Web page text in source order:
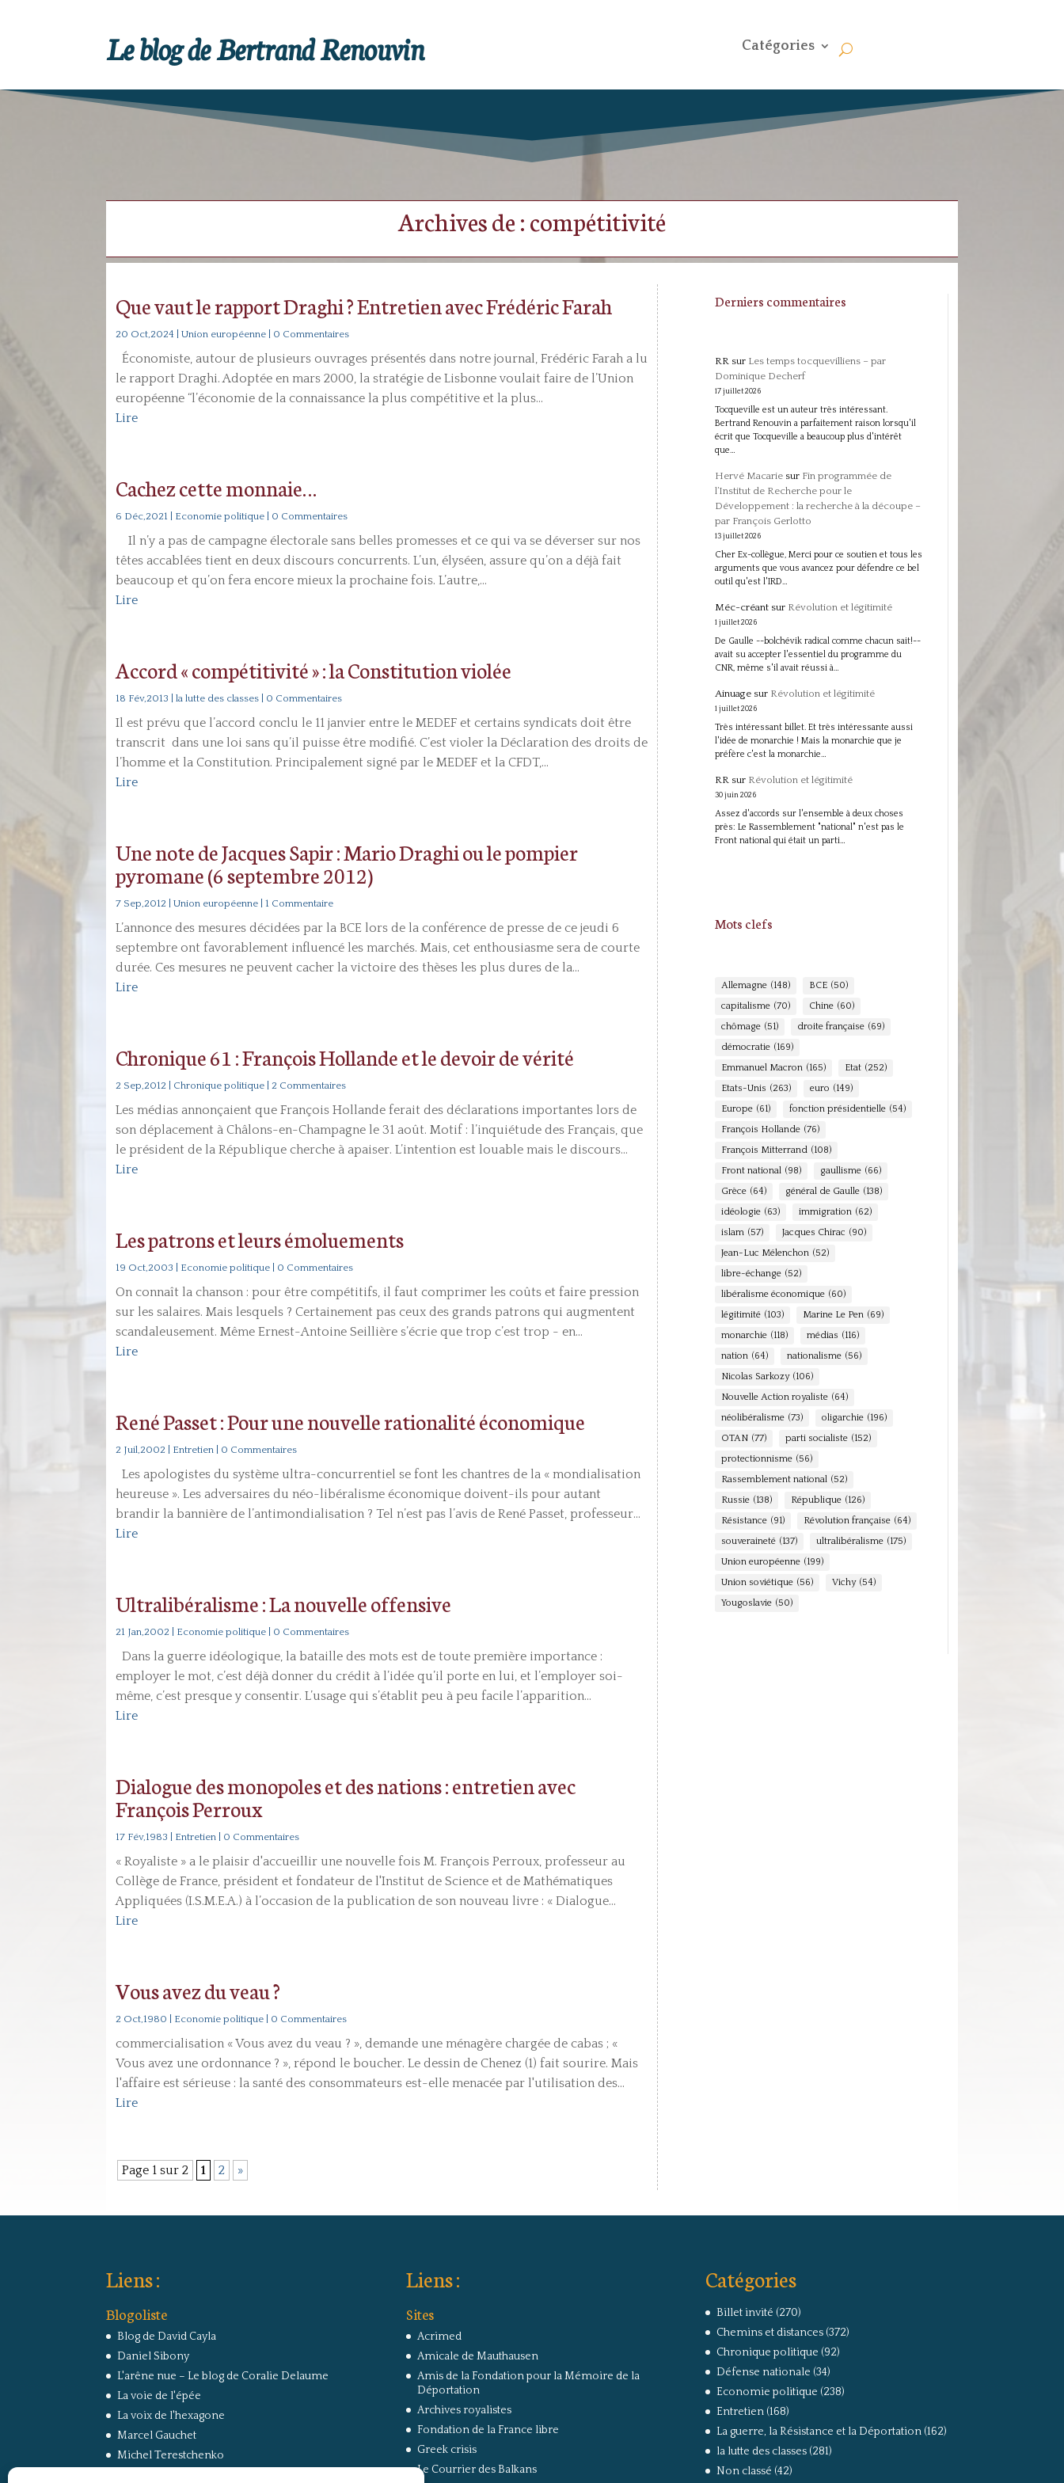
Le blog de Bertrand Renouvin Catégories
Archives de : compétitivité
Que vaut le rapport Draghi ? Entretien avec Frédéric Farah
20 Oct,2024 |Union européenne | 0 Commentaires
Économiste, autour de plusieurs ouvrages présentés dans notre journal, Frédéric Farah a lu
le rapport Draghi. Adoptée en mars 2000, la stratégie de Lisbonne voulait faire de l’Union
européenne “l’économie de la connaissance la plus compétitive et la plus...
Lire
Cachez cette monnaie…
6 Déc,2021 Economie politique | 0 Commentaires
Il n’y a pas de campagne électorale sans belles promesses et ce qui va se déverser sur nos
têtes accablées tient en deux discours concurrents. L’un, élyséen, assure qu’on a déjà fait
beaucoup et qu’on fera encore mieux la prochaine fois. L’autre,...
Lire
Accord « compétitivité » : la Constitution violée
18 Fév,2013 |la lutte des classes | 0 Commentaires
Il est prévu que l’accord conclu le 11 janvier entre le MEDEF et certains syndicats doit être
transcrit dans une loi sans qu’il puisse être modifié. C’est violer la Déclaration des droits de
l’homme et la Constitution. Principalement signé par le MEDEF et la CFDT,...
Lire
Une note de Jacques Sapir : Mario Draghi ou le pompier
pyromane (6 septembre 2012)
7 Sep,2012 |Union européenne | 1 Commentaire
L’annonce des mesures décidées par la BCE lors de la conférence de presse de ce jeudi 6
septembre ont favorablement influencé les marchés. Mais, cet enthousiasme sera de courte
durée. Ces mesures ne peuvent cacher la victoire des thèses les plus dures de la...
Lire
Chronique 61 : François Hollande et le devoir de vérité
2 Sep,2012 Chronique politique | 2 Commentaires
Les médias annonçaient que François Hollande ferait des déclarations importantes lors de
son déplacement à Châlons-en-Champagne le 31 août. Motif : l’inquiétude des Français, que
le président de la République cherche à apaiser. L’intention est louable mais le discours...
Lire
Les patrons et leurs émoluements
19 Oct,2003 Economie politique | 0 Commentaires
On connaît la chanson : pour être compétitifs, il faut comprimer les coûts et faire pression
sur les salaires. Mais lesquels ? Certainement pas ceux des grands patrons qui augmentent
scandaleusement. Même Ernest-Antoine Seillière s’écrie que trop c’est trop - en...
Lire
René Passet : Pour une nouvelle rationalité économique
2 Juil,2002 Entretien | 0 Commentaires
Les apologistes du système ultra-concurrentiel se font les chantres de la « mondialisation
heureuse ». Les adversaires du néo-libéralisme économique doivent-ils pour autant
brandir la bannière de l’antimondialisation ? Tel n’est pas l’avis de René Passet, professeur...
Lire
Ultralibéralisme : La nouvelle offensive
21 Jan,2002 Economie politique | 0 Commentaires
Dans la guerre idéologique, la bataille des mots est de toute première importance :
employer le mot, c’est déjà donner du crédit à l’idée qu’il porte en lui, et l’employer soi-
même, c’est presque y consentir. L’usage qui s’établit peu à peu facile l’apparition...
Lire
Dialogue des monopoles et des nations : entretien avec
François Perroux
17 Fév,1983 Entretien | 0 Commentaires
« Royaliste » a le plaisir d'accueillir une nouvelle fois M. François Perroux, professeur au
Collège de France, président et fondateur de l'Institut de Science et de Mathématiques
Appliquées (I.S.M.E.A.) à l’occasion de la publication de son nouveau livre : « Dialogue...
Lire
Vous avez du veau ?
2 Oct,1980 Economie politique | 0 Commentaires
commercialisation « Vous avez du veau ? », demande une ménagère chargée de cabas ; «
Vous avez une ordonnance ? », répond le boucher. Le dessin de Chenez (1) fait sourire. Mais
l'affaire est sérieuse : la santé des consommateurs est-elle menacée par l'utilisation des...
Lire
Page 1 sur 2 1 2 »
Derniers commentaires
RRsur Les temps tocquevilliens – par
Dominique Decherf
17 juillet 2026
Tocqueville est un auteur très intéressant.
Bertrand Renouvin a parfaitement raison lorsqu'il
écrit que Tocqueville a beaucoup plus d'intérêt
que…
Hervé Macariesur Fin programmée de
l’Institut de Recherche pour le
Développement : la recherche à la découpe –
par François Gerlotto
13 juillet 2026
Cher Ex-collègue, Merci pour ce soutien et tous les
arguments que vous avancez pour défendre ce bel
outil qu'est l'IRD…
Méc-créantsur Révolution et légitimité
1 juillet 2026
De Gaulle --bolchévik radical comme chacun sait!--
avait su accepter l'essentiel du programme du
CNR, même s'il avait réussi à…
Ainuagesur Révolution et légitimité
1 juillet 2026
Très intéressant billet. Et très intéressante aussi
l'idée de monarchie ! Mais la monarchie que je
préfère c'est la monarchie…
RRsur Révolution et légitimité
30 juin 2026
Assez d'accords sur l'ensemble à deux choses
près: Le Rassemblement "national" n'est pas le
Front national qui était un parti…
Mots clefs
Allemagne (148) BCE (50)
capitalisme (70) Chine (60)
chômage (51) droite française (69)
démocratie (169)
Emmanuel Macron (165) Etat (252)
Etats-Unis (263) euro (149)
Europe (61) fonction présidentielle (54)
François Hollande (76)
François Mitterrand (108)
Front national (98) gaullisme (66)
Grèce (64) général de Gaulle (138)
idéologie (63) immigration (62)
islam (57) Jacques Chirac (90)
Jean-Luc Mélenchon (52)
libre-échange (52)
libéralisme économique (60)
légitimité (103) Marine Le Pen (69)
monarchie (118) médias (116)
nation (64) nationalisme (56)
Nicolas Sarkozy (106)
Nouvelle Action royaliste (64)
néolibéralisme (73) oligarchie (196)
OTAN (77) parti socialiste (152)
protectionnisme (56)
Rassemblement national (52)
Russie (138) République (126)
Résistance (91) Révolution française (64)
souveraineté (137) ultralibéralisme (175)
Union européenne (199)
Union soviétique (56) Vichy (54)
Yougoslavie (50)
Liens :
Blogoliste
Blog de David Cayla
Daniel Sibony
L'arêne nue – Le blog de Coralie Delaume
La voie de l'épée
La voix de l'hexagone
Marcel Gauchet
Michel Terestchenko
Liens :
Sites
Acrimed
Amicale de Mauthausen
Amis de la Fondation pour la Mémoire de la
Déportation
Archives royalistes
Fondation de la France libre
Greek crisis
Le Courrier des Balkans
Catégories
Billet invité (270)
Chemins et distances(372)
Chronique politique (92)
Défense nationale (34)
Economie politique (238)
Entretien(168)
La guerre, la Résistance et la Déportation(162)
la lutte des classes(281)
Non classé (42)